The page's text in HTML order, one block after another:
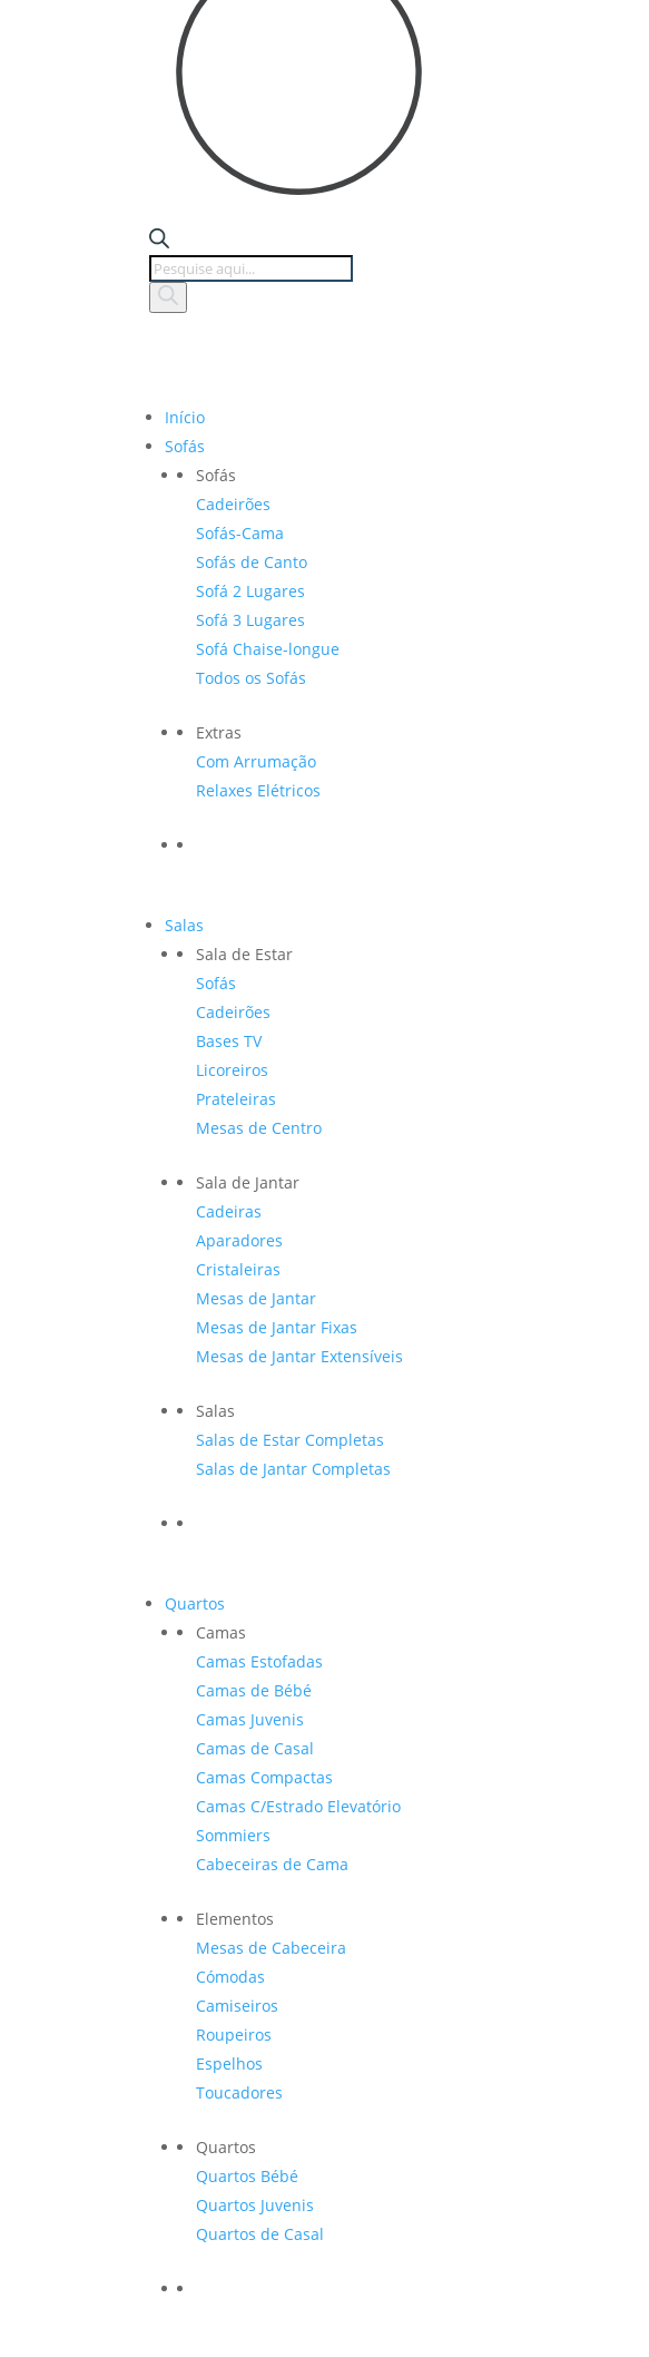
Products
search
Início
Sofás
Sofás
Cadeirões
Sofás-Cama
Sofás de Canto
Sofá 2 Lugares
Sofá 3 Lugares
Sofá Chaise-longue
Todos os Sofás
Extras
Com Arrumação
Relaxes Elétricos
Salas
Sala de Estar
Sofás
Cadeirões
Bases TV
Licoreiros
Prateleiras
Mesas de Centro
Sala de Jantar
Cadeiras
Aparadores
Cristaleiras
Mesas de Jantar
Mesas de Jantar Fixas
Mesas de Jantar Extensíveis
Salas
Salas de Estar Completas
Salas de Jantar Completas
Quartos
Camas
Camas Estofadas
Camas de Bébé
Camas Juvenis
Camas de Casal
Camas Compactas
Camas C/Estrado Elevatório
Sommiers
Cabeceiras de Cama
Elementos
Mesas de Cabeceira
Cómodas
Camiseiros
Roupeiros
Espelhos
Toucadores
Quartos
Quartos Bébé
Quartos Juvenis
Quartos de Casal